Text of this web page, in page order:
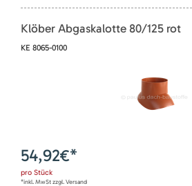
Klöber Abgaskalotte 80/125 rot
KE 8065-0100
54,92€*
pro Stück
*inkl. MwSt zzgl. Versand